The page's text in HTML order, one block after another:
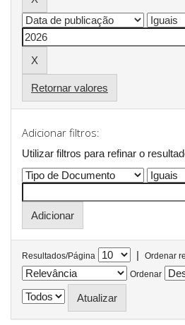
Retornar valores
Adicionar filtros:
Utilizar filtros para refinar o
Resultados/Página |
Ordenar
Ordenar